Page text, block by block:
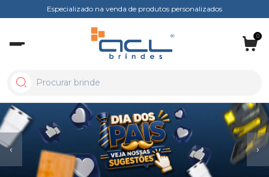
Especializado na venda de produtos personalizados
0
‹ ›